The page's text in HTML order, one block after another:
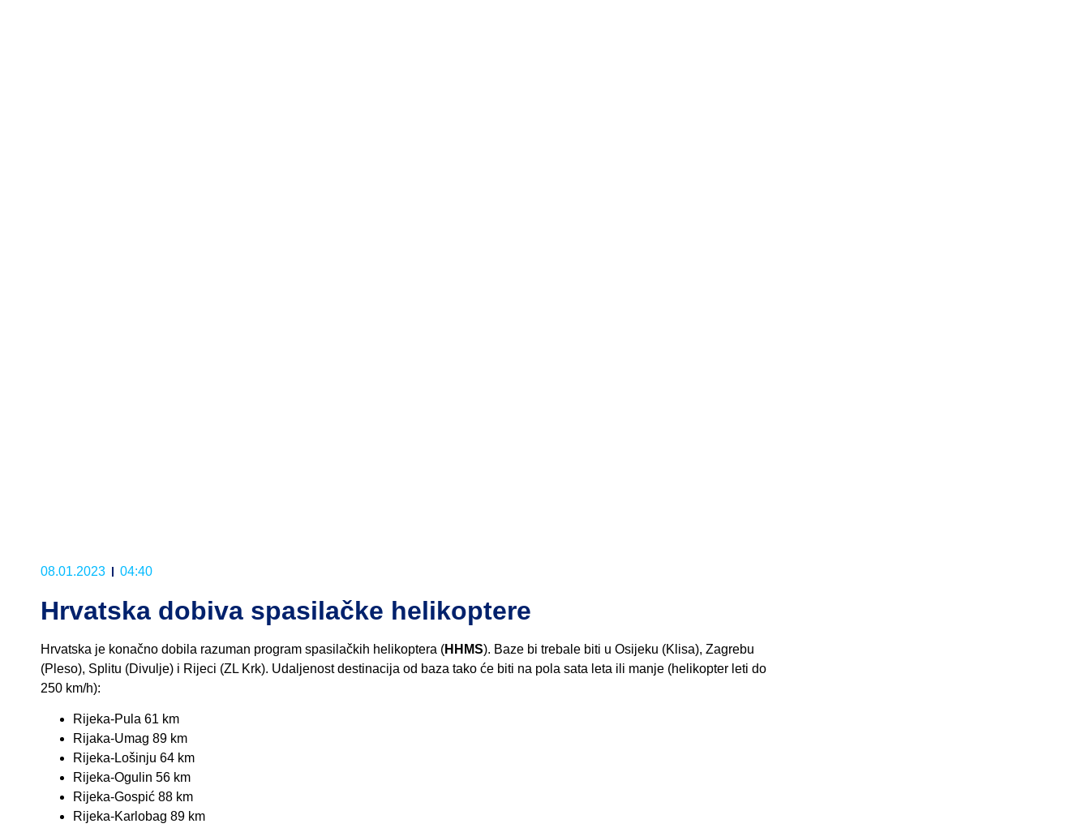
08.01.2023 04:40
Hrvatska dobiva spasilačke helikoptere
Hrvatska je konačno dobila razuman program spasilačkih helikoptera (HHMS). Baze bi trebale biti u Osijeku (Klisa), Zagrebu
(Pleso), Splitu (Divulje) i Rijeci (ZL Krk). Udaljenost destinacija od baza tako će biti na pola sata leta ili manje (helikopter leti do
250 km/h):
Rijeka-Pula 61 km
Rijaka-Umag 89 km
Rijeka-Lošinju 64 km
Rijeka-Ogulin 56 km
Rijeka-Gospić 88 km
Rijeka-Karlobag 89 km